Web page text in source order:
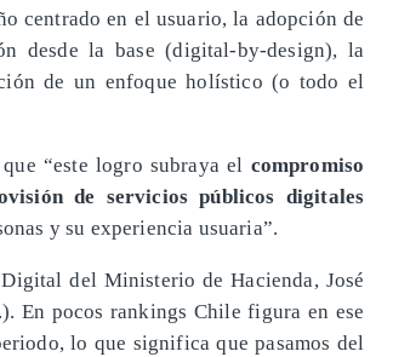
centrado en el usuario, la adopción de
desde la base (digital-by-design), la
de un enfoque holístico (o todo el
“este logro subraya el compromiso
de servicios públicos digitales
y su experiencia usuaria”.
del Ministerio de Hacienda, José
En pocos rankings Chile figura en ese
lo que significa que pasamos del